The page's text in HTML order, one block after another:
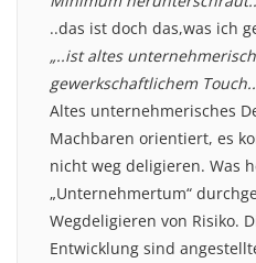
..das ist doch das,was ich
„..ist altes
gewerkschaftlichem
Altes unternehmerisches
Machbaren orientiert, es
nicht weg deligieren. Was
„Unternehmertum“
Wegdeligieren von Risiko.
Entwicklung sind